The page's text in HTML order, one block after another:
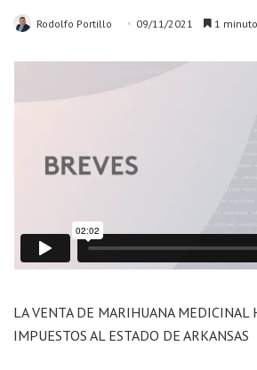
Rodolfo Portillo 09/11/2021 1
LA VENTA DE MARIHUANA MEDICINAL
IMPUESTOS AL ESTADO DE ARKANSAS